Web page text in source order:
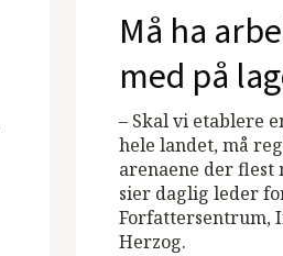
Må ha
med på
– Skal vi etablere
hele landet, må
arenaene der
sier daglig leder
Forfattersentrum,
Herzog.